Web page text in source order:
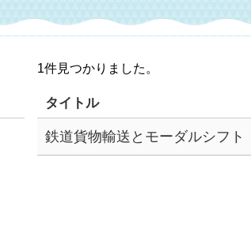
1件見つかりました。
タイトル
鉄道貨物輸送とモーダルシフト